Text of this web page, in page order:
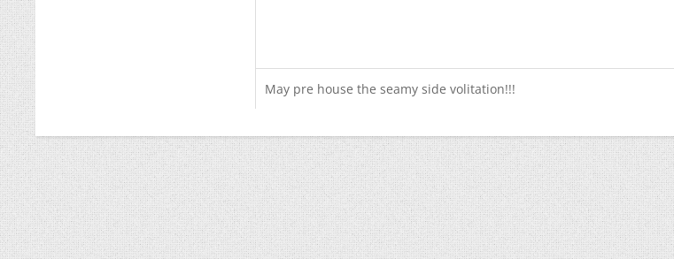
May pre house the seamy side volitation!!!